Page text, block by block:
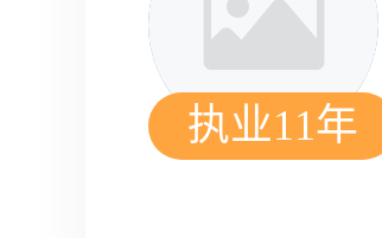
执业11年